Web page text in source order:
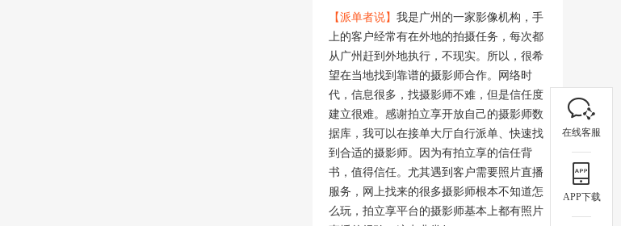
【派单者说】 我是广州的一家影像机构，手
上的客户经常有在外地的拍摄任务，每次都
从广州赶到外地执行，不现实。所以，很希
望在当地找到靠谱的摄影师合作。网络时
代，信息很多，找摄影师不难，但是信任度
建立很难。感谢拍立享开放自己的摄影师数
据库，我可以在接单大厅自行派单、快速找
到合适的摄影师。因为有拍立享的信任背
书，值得信任。尤其遇到客户需要照片直播
服务，网上找来的很多摄影师根本不知道怎
么玩，拍立享平台的摄影师基本上都有照片
在线客服
APP下载